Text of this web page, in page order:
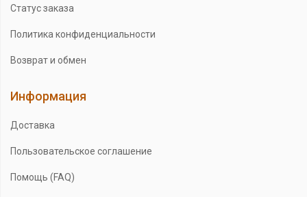
Статус заказа
Политика конфиденциальности
Возврат и обмен
Информация
Доставка
Пользовательское соглашение
Помощь (FAQ)